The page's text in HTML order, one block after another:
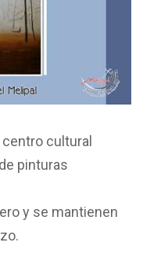
centro cultural
pinturas
y se mantienen